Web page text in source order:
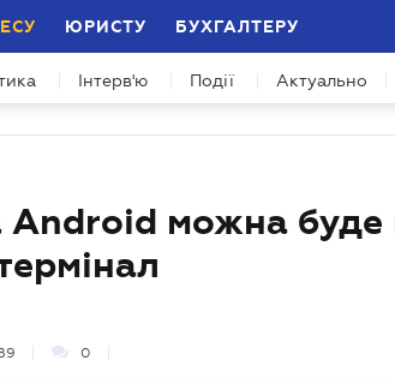
ЮРИСТУ БУХГАЛТЕРУ
Інтерв'ю Події Актуально
можна буде
0